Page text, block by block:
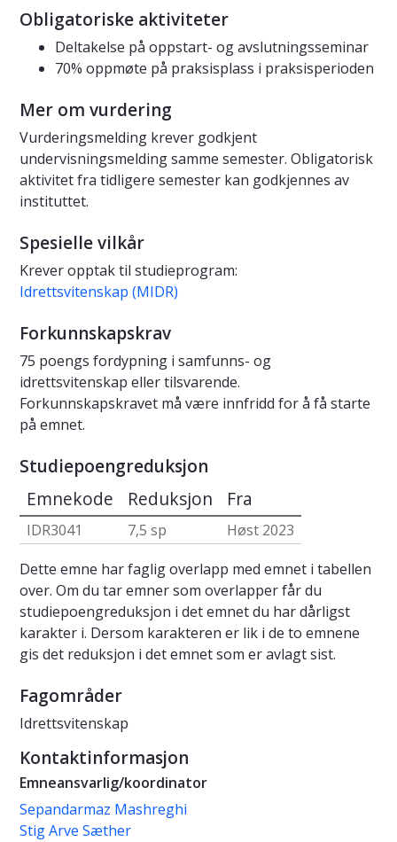
Obligatoriske aktiviteter
Deltakelse på oppstart- og avslutningsseminar
70% oppmøte på praksisplass i praksisperioden
Mer om vurdering
Vurderingsmelding krever godkjent
undervisningsmelding samme semester. Obligatorisk
aktivitet fra tidligere semester kan godkjennes av
instituttet.
Spesielle vilkår
Krever opptak til studieprogram:
Idrettsvitenskap (MIDR)
Forkunnskapskrav
75 poengs fordypning i samfunns- og
idrettsvitenskap eller tilsvarende.
Forkunnskapskravet må være innfridd for å få starte
på emnet.
Studiepoengreduksjon
Emnekode Reduksjon Fra
IDR3041 7,5 sp
Høst 2023
Dette emne har faglig overlapp med emnet i tabellen
over. Om du tar emner som overlapper får du
studiepoengreduksjon i det emnet du har dårligst
karakter i. Dersom karakteren er lik i de to emnene
gis det reduksjon i det emnet som er avlagt sist.
Fagområder
Idrettsvitenskap
Kontaktinformasjon
Emneansvarlig/koordinator
Sepandarmaz Mashreghi
Stig Arve Sæther